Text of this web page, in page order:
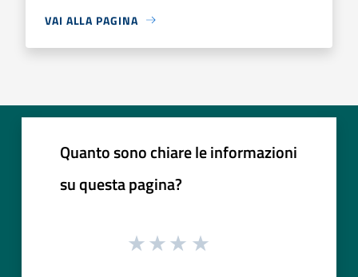
VAI ALLA PAGINA
Quanto sono chiare le informazioni
su questa pagina?